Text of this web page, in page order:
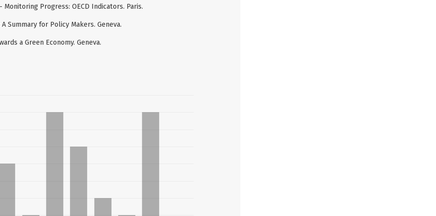
Monitoring Progress: OECD Indicators. Paris.
Summary for Policy Makers. Geneva.
a Green Economy. Geneva.